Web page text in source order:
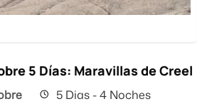
5 Días: Maravillas de Creel
5 Dias - 4 Noches